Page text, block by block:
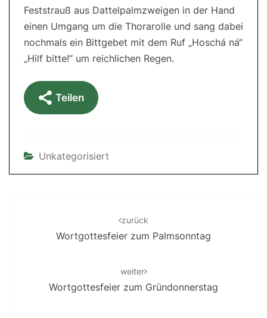
Feststrauß aus Dattelpalmzweigen in der Hand
einen Umgang um die Thorarolle und sang dabei
nochmals ein Bittgebet mit dem Ruf „Hoschá ná“
„Hilf bitte!“ um reichlichen Regen.
Teilen
Unkategorisiert
zurück
Wortgottesfeier zum Palmsonntag
weiter
Wortgottesfeier zum Gründonnerstag